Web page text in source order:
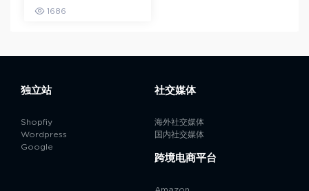
1686
独立站
Shopfiy
Wordpress
Google
社交媒体
海外社交媒体
国内社交媒体
跨境电商平台